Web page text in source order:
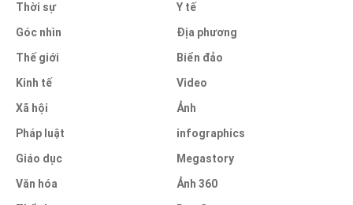
Thời sự
Góc nhìn
Thế giới
Kinh tế
Xã hội
Pháp luật
Giáo dục
Văn hóa
Y tế
Địa phương
Biển đảo
Video
Ảnh
infographics
Megastory
Ảnh 360